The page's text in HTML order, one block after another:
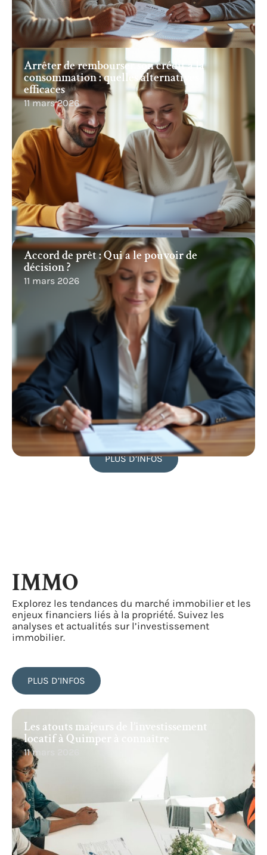
Arrêter de rembourser son crédit à la
consommation : quelles alternatives
efficaces
11 mars 2026
Accord de prêt : Qui a le pouvoir de
décision ?
11 mars 2026
PLUS D’INFOS
IMMO
Explorez les tendances du marché immobilier et les
enjeux financiers liés à la propriété. Suivez les
analyses et actualités sur l’investissement
immobilier.
PLUS D’INFOS
Les atouts majeurs de l’investissement
locatif à Quimper à connaître
11 mars 2026